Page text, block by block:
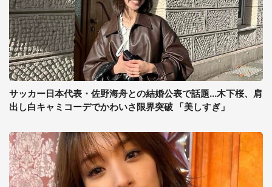
サッカー日本代表・佐野海舟との結婚公表で話題...木下桜、肩
出し白キャミコーデでかわいさ限界突破 「美しすぎ」